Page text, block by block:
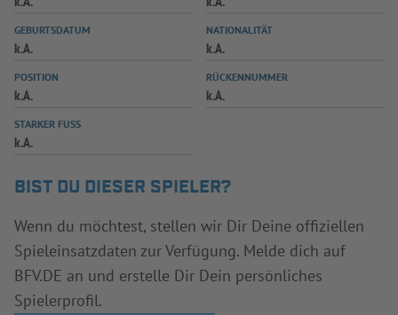
SPIELPLUS
GEBURTSDATUM
k.A.
NATIONALITÄT
k.A.
POSITION
k.A.
RÜCKENNUMMER
k.A.
STARKER FUSS
k.A.
BIST DU DIESER SPIELER?
Wenn du möchtest, stellen wir Dir Deine offiziellen
Spieleinsatzdaten zur Verfügung. Melde dich auf
BFV.DE an und erstelle Dir Dein persönliches
Spielerprofil.